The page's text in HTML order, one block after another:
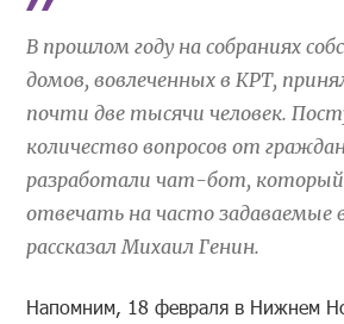
В прошлом году на собраниях
домов, вовлеченных в КРТ,
почти две тысячи человек.
количество вопросов от
разработали чат-бот,
отвечать на часто задаваемые
рассказал Михаил Генин.
Напомним, 18 февраля в Нижнем